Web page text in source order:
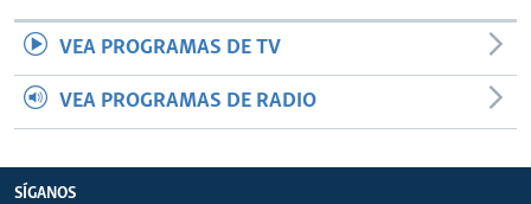
VEA PROGRAMAS DE TV
VEA PROGRAMAS DE RADIO
SÍGANOS